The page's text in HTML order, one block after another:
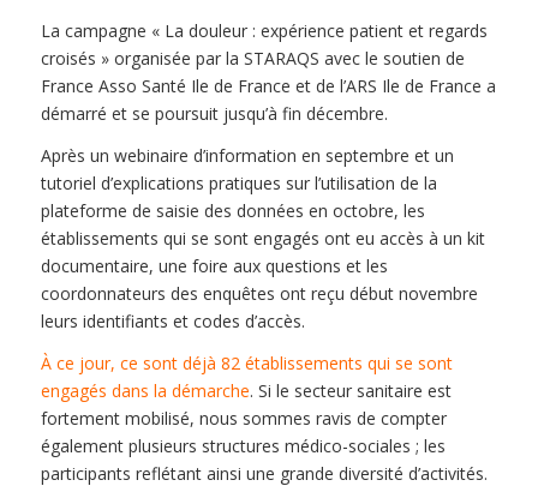
La campagne « La douleur : expérience patient et regards
croisés » organisée par la STARAQS avec le soutien de
France Asso Santé Ile de France et de l’ARS Ile de France a
démarré et se poursuit jusqu’à fin décembre.
Après un webinaire d’information en septembre et un
tutoriel d’explications pratiques sur l’utilisation de la
plateforme de saisie des données en octobre, les
établissements qui se sont engagés ont eu accès à un kit
documentaire, une foire aux questions et les
coordonnateurs des enquêtes ont reçu début novembre
leurs identifiants et codes d’accès.
À ce jour, ce sont déjà 82 établissements qui se sont
engagés dans la démarche. Si le secteur sanitaire est
fortement mobilisé, nous sommes ravis de compter
également plusieurs structures médico-sociales ; les
participants reflétant ainsi une grande diversité d’activités.